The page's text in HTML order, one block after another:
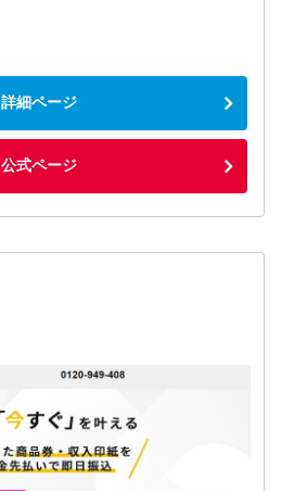
詳細ページ
公式ページ